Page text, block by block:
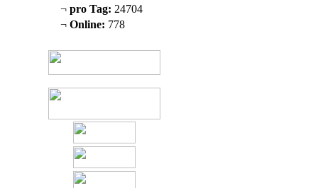
¬ pro Tag: 24704
¬ Online: 778